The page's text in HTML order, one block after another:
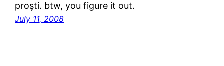
proşti. btw, you figure it out.
July 11, 2008